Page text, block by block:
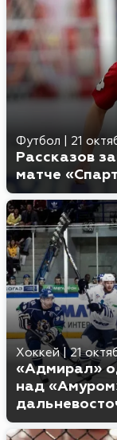
Футбол 21
Рассказов
матче
Хоккей|21
«Адмирал»
над